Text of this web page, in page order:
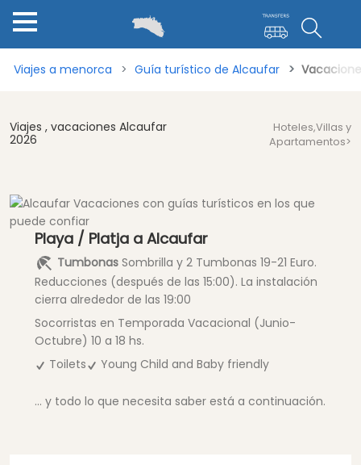
Viajes a menorca Guía turístico de Alcaufar
Viajes , vacaciones Alcaufar
2026
Hoteles,Villas y
Apartamentos>
Playa / Platja a Alcaufar
Tumbonas Sombrilla y 2 Tumbonas 19-21 Euro.
Reducciones (después de las 15:00). La instalación
cierra alrededor de las 19:00
Socorristas en Temporada Vacacional (Junio-
Octubre) 10 a 18 hs.
Toilets
Young Child and Baby friendly
... y todo lo que necesita saber está a continuación.